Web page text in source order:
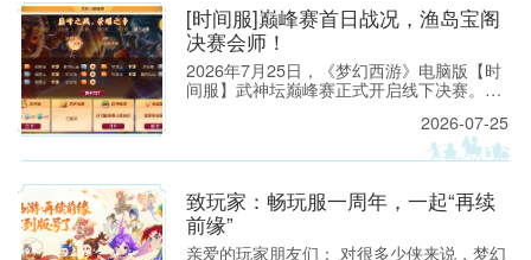
[时间服]巅峰赛首日战况，渔岛宝阁
决赛会师！
2026年7月25日，《梦幻西游》电脑版【时
间服】武神坛巅峰赛正式开启线下决赛。在
鱼岛】先是凭借一手精妙的打蓝阵容拿下赛
点，后又通过“三攻”阵容打穿【曲阜孔庙】
防线，以总比分2：0的成绩挺进决赛。
2026-07-25
致玩家：畅玩服一周年，一起“再续
前缘”
亲爱的玩家朋友们： 对很多少侠来说，梦幻